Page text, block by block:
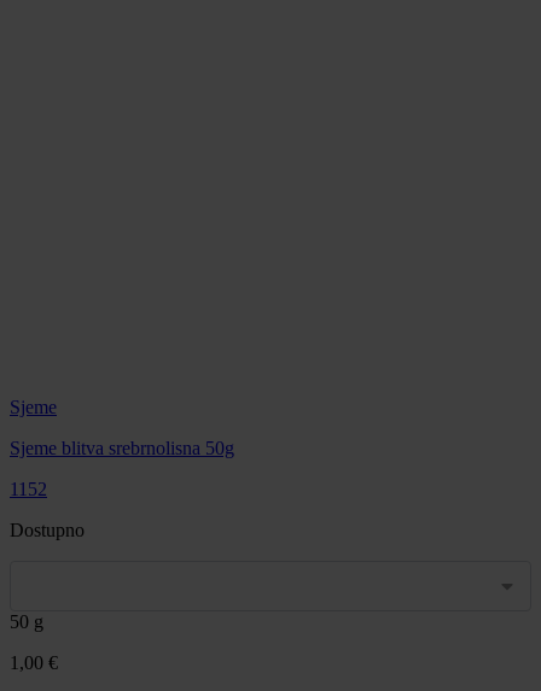
Sjeme
Sjeme blitva srebrnolisna 50g
1152
Dostupno
50 g
1,00 €